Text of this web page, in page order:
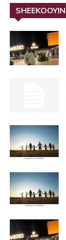
SHEEKOOYIN